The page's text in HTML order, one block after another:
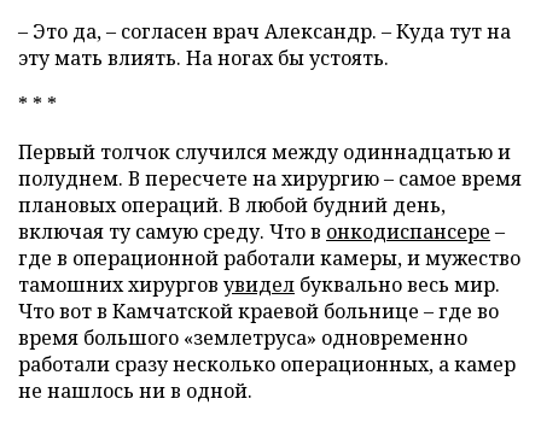
– Это да, – согласен врач Александр. – Куда тут на
эту мать влиять. На ногах бы устоять.
* * *
Первый толчок случился между одиннадцатью и
полуднем. В пересчете на хирургию – самое время
плановых операций. В любой будний день,
включая ту самую среду. Что в онкодиспансере –
где в операционной работали камеры, и мужество
тамошних хирургов увидел буквально весь мир.
Что вот в Камчатской краевой больнице – где во
время большого «землетруса» одновременно
работали сразу несколько операционных, а камер
не нашлось ни в одной.